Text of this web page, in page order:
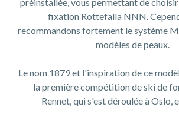
fixation Rottefalla NNN.
recommandons fortement le système
modèles de peaux.
Le nom 1879 et l'inspiration de ce
la première compétition de ski de
Rennet, qui s'est déroulée à Oslo,